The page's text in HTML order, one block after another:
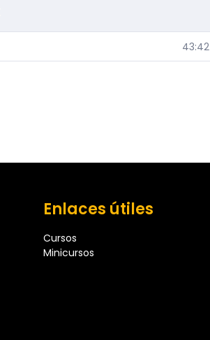
43:42
Enlaces útiles
Cursos
Minicursos